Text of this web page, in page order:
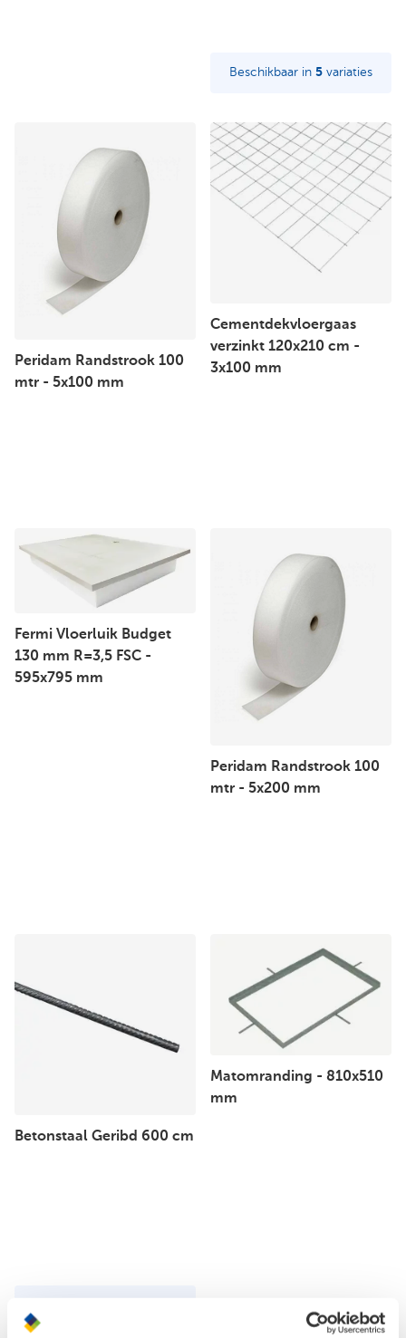
Beschikbaar in 5 variaties
Peridam Randstrook 100
mtr - 5x100 mm
Cementdekvloergaas
verzinkt 120x210 cm -
3x100 mm
Fermi Vloerluik Budget
130 mm R=3,5 FSC -
595x795 mm
Peridam Randstrook 100
mtr - 5x200 mm
Betonstaal Geribd 600 cm
Matomranding - 810x510
mm